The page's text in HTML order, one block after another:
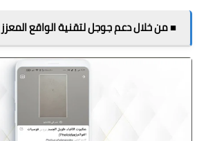
■ من خلال دعم جوجل لتقنية الواقع المعزز